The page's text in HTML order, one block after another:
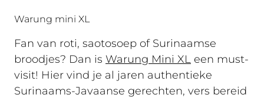
Warung mini XL
Fan van roti, saotosoep of Surinaamse
broodjes? Dan is Warung Mini XL een must-
visit! Hier vind je al jaren authentieke
Surinaams-Javaanse gerechten, vers bereid